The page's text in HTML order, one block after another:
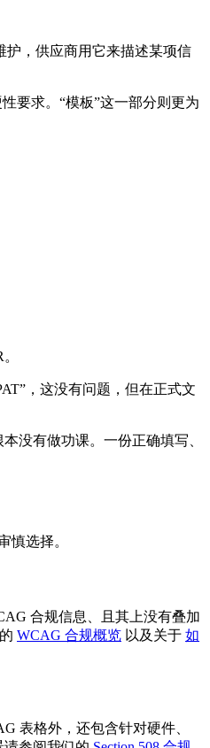
护，供应商用它来描述某项信
要求。“模板”这一部分则更为
，这没有问题，但在正式文
没有做功课。一份正确填写、
慎选择。
合规信息、且其上没有叠加
WCAG 合规概览 以及关于 如
表格外，还包含针对硬件、